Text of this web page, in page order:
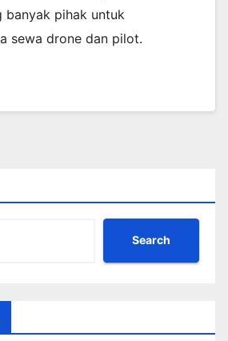
banyak pihak untuk
sewa drone dan pilot.
Search